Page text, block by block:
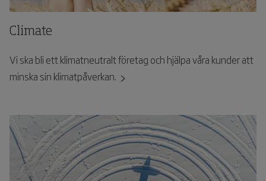
Climate
Vi ska bli ett klimatneutralt företag och hjälpa våra kunder att
minska sin klimatpåverkan.